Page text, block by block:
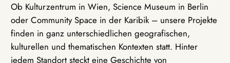
Ob Kulturzentrum in Wien, Science Museum in Berlin
oder Community Space in der Karibik – unsere Projekte
finden in ganz unterschiedlichen geografischen,
kulturellen und thematischen Kontexten statt. Hinter
jedem Standort steckt eine Geschichte von